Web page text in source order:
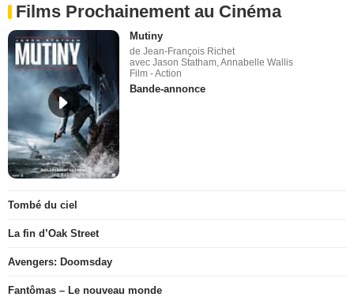
Films Prochainement au Cinéma
Mutiny
de Jean-François Richet
avec Jason Statham, Annabelle Wallis
Film - Action
Bande-annonce
Tombé du ciel
La fin d’Oak Street
Avengers: Doomsday
Fantômas – Le nouveau monde